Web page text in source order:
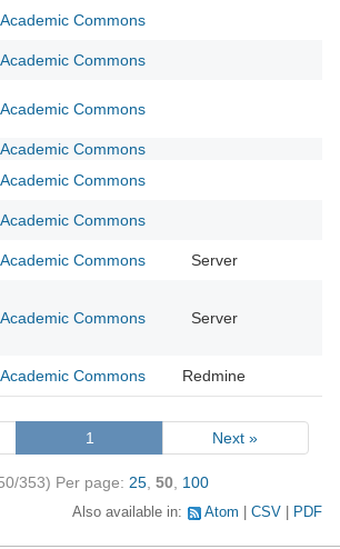
Commons
Commons
Commons
Commons
Commons
Commons
Commons Server
Commons Server
Commons Redmine
1 Next »
353) Per page: 25 50 100
Also available in: Atom CSV PDF